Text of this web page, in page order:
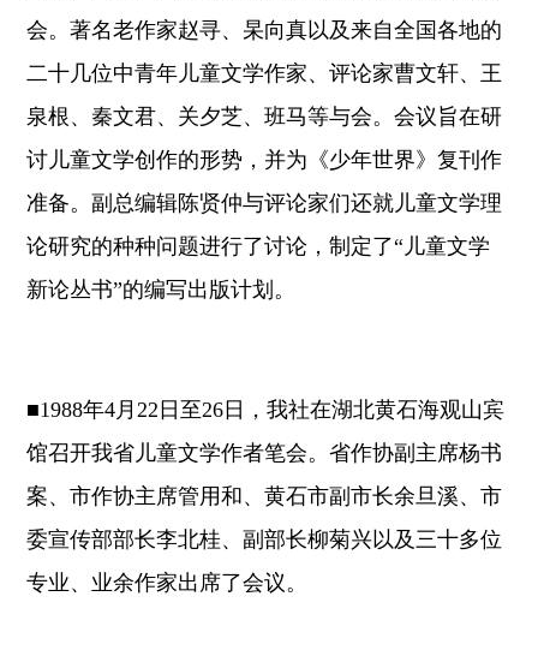
会。著名老作家赵寻、杲向真以及来自全国各地的
二十几位中青年儿童文学作家、评论家曹文轩、王
泉根、秦文君、关夕芝、班马等与会。会议旨在研
讨儿童文学创作的形势，并为《少年世界》复刊作
准备。副总编辑陈贤仲与评论家们还就儿童文学理
论研究的种种问题进行了讨论，制定了“儿童文学
新论丛书”的编写出版计划。
■1988年4月22日至26日，我社在湖北黄石海观山宾
馆召开我省儿童文学作者笔会。省作协副主席杨书
案、市作协主席管用和、黄石市副市长余旦溪、市
委宣传部部长李北桂、副部长柳菊兴以及三十多位
专业、业余作家出席了会议。